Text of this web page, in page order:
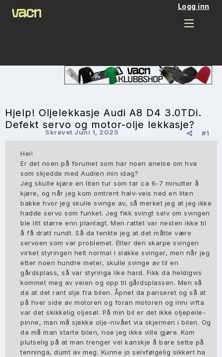
Logg inn
Hjelp! Oljelekkasje Audi A8 D4 3.0TDi.
Defekt servo og motor-olje lekkasje?
#1
Skrevet Juni 1, 2025
Hei!
Er det noen på forumet som har noen anelse om hva
som skjedde med Audien min idag?
Jeg skulle kjøre en liten tur som tar ca 6-7 minutter å
kjøre, og når jeg kom omtrent halv-veis ned en liten
bakke hvor jeg skulle svinge av, så merket jeg at jeg ikke
hadde servo som funket. Jeg fikk svingt selv om svingen
ble litt større enn planlagt. Men rattet var nesten ikke til
å få dratt rundt. Så da tenkte jeg at det måtte være
servoen som var problemet. Etter den skarpe svingen
virket styringen helt normal i slakke svinger, men når jeg
etter noen hundre meter, skulle svinge av til en
gårdsplass, så var styringa like hard. Fikk da heldigvis
kommet meg av veien og opp til gårdsplassen. Men så
da at det rant olje fra bilen. Åpnet da panseret og så at
på hver side av motoren og foran motoren og inni vifta
var det skikkelig oljesøl. På min bil er det ikke oljepeile-
pinne, man må sjekke olje-nivået via skjermen i bilen. Og
da må man starte bilen, noe jeg ikke ville gjøre. Kom
plutselig på at man trenger vel kanskje å bare sette på
tenninga, dumt av meg. Kunne jo selvfølgelig sikkert ha